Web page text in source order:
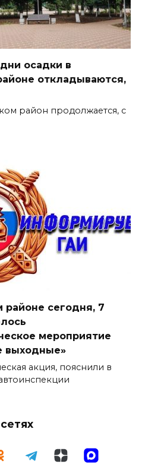
осадки в
откладываются,
район продолжается, с
районе сегодня, 7
мероприятие
выходные»
акция, пояснили в